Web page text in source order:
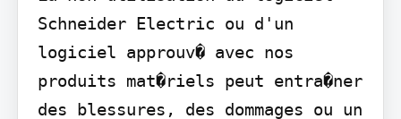
Schneider Electric ou d'un
logiciel approuv� avec nos
produits mat�riels peut entra�ner
des blessures, des dommages ou un